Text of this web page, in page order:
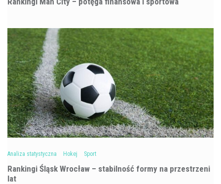
Analiza statystyczna Hokej Sport
Rankingi Śląsk Wrocław – stabilność formy na przestrzeni
lat